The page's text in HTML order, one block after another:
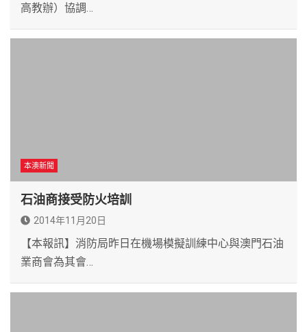
高教辦）協調…
本澳新聞
石油商接受防火培訓
2014年11月20日
【本報訊】消防局昨日在機場模擬訓練中心與澳門石油
業商會為其會…